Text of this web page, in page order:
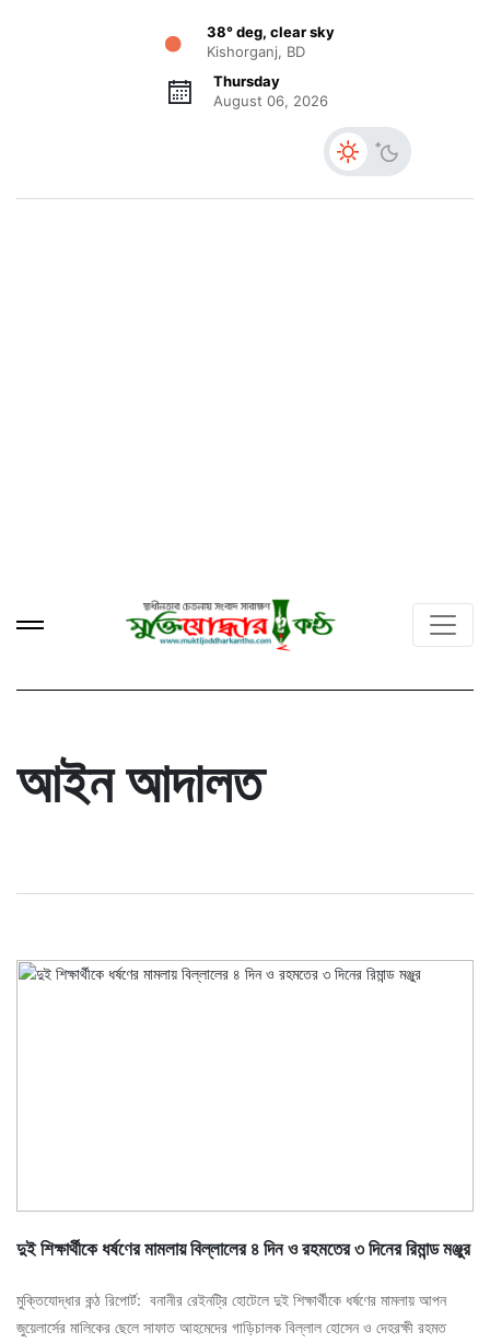
38° deg, clear sky
Kishorganj, BD
Thursday
August 06, 2026
আইন আদালত
দুই শিক্ষার্থীকে ধর্ষণের মামলায় বিল্লালের ৪ দিন ও রহমতের ৩ দিনের রিমান্ড মঞ্জুর
মুক্তিযোদ্ধার কন্ঠ রিপোর্ট: বনানীর রেইনট্রি হোটেলে দুই শিক্ষার্থীকে ধর্ষণের মামলায় আপন
জুয়েলার্সের মালিকের ছেলে সাফাত আহমেদের গাড়িচালক বিল্লাল হোসেন ও দেহরক্ষী রহমত